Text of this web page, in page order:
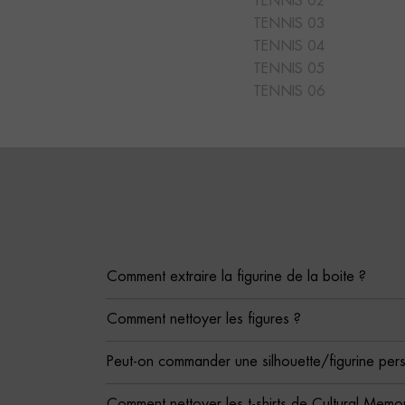
TENNIS 03
TENNIS 04
TENNIS 05
TENNIS 06
Comment extraire la figurine de la boite ?
Comment nettoyer les figures ?
Peut-on commander une silhouette/figurine